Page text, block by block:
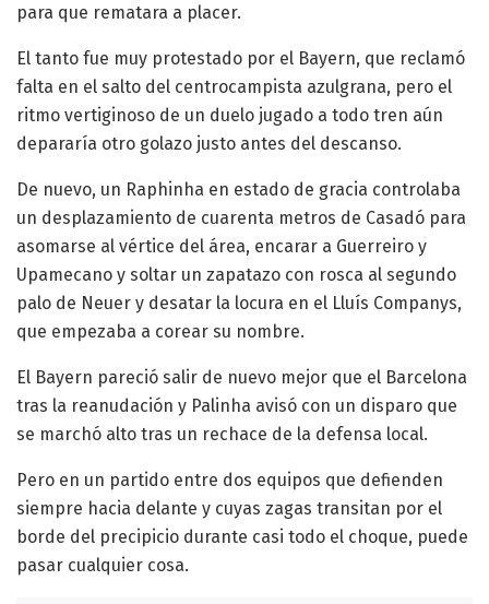
para que rematara a placer.
El tanto fue muy protestado por el Bayern, que reclamó
falta en el salto del centrocampista azulgrana, pero el
ritmo vertiginoso de un duelo jugado a todo tren aún
depararía otro golazo justo antes del descanso.
De nuevo, un Raphinha en estado de gracia controlaba
un desplazamiento de cuarenta metros de Casadó para
asomarse al vértice del área, encarar a Guerreiro y
Upamecano y soltar un zapatazo con rosca al segundo
palo de Neuer y desatar la locura en el Lluís Companys,
que empezaba a corear su nombre.
El Bayern pareció salir de nuevo mejor que el Barcelona
tras la reanudación y Palinha avisó con un disparo que
se marchó alto tras un rechace de la defensa local.
Pero en un partido entre dos equipos que defienden
siempre hacia delante y cuyas zagas transitan por el
borde del precipicio durante casi todo el choque, puede
pasar cualquier cosa.